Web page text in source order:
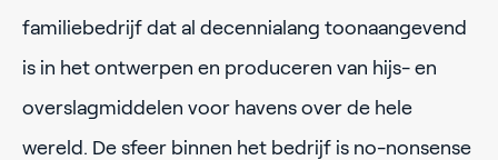
familiebedrijf dat al decennialang toonaangevend
is in het ontwerpen en produceren van hijs- en
overslagmiddelen voor havens over de hele
wereld. De sfeer binnen het bedrijf is no-nonsense